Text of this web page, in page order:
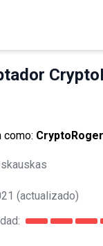
como:
(actualizado)